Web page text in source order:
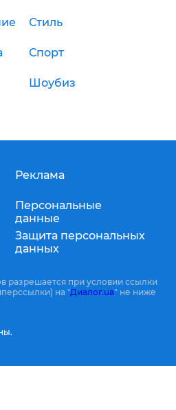
Стиль
Спорт
Шоубиз
Реклама
Персональные
данные
Защита персональных
данных
разрешается при условии ссылки
на "Диалог.ua" не ниже